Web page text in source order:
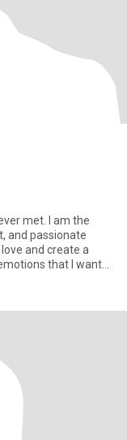
met. I am the
and passionate
and create a
that I want